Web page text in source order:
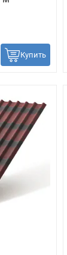
Купить